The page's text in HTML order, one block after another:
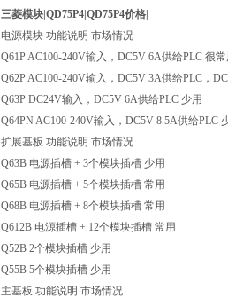
三菱模块|QD75P4|QD75P4价格|
电源模块 功能说明 市场情况
Q61P AC100-240V输入， DC5V 6A供给PLC 很常
Q62P AC100-240V输入， DC5V 3A供给PLC ，
Q63P DC24V输入， DC5V 6A供给PLC 少用
Q64PN AC100-240V输入， DC5V 8.5A供给PLC
扩展基板 功能说明 市场情况
Q63B 电源插槽 + 3个模块插槽 少用
Q65B 电源插槽 + 5个模块插槽 常用
Q68B 电源插槽 + 8个模块插槽 常用
Q612B 电源插槽 + 12个模块插槽 常用
Q52B 2个模块插槽 少用
Q55B 5个模块插槽 少用
主基板 功能说明 市场情况